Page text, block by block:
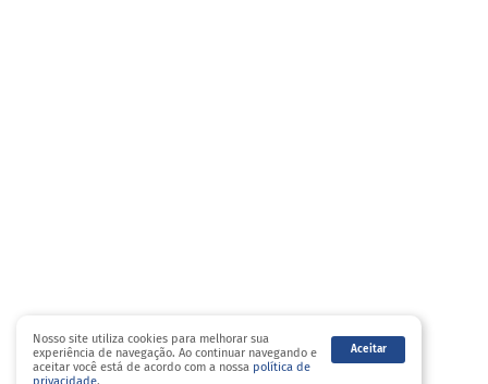
Nosso site utiliza cookies para melhorar sua
experiência de navegação. Ao continuar navegando e
aceitar você está de acordo com a nossa política de
Aceitar